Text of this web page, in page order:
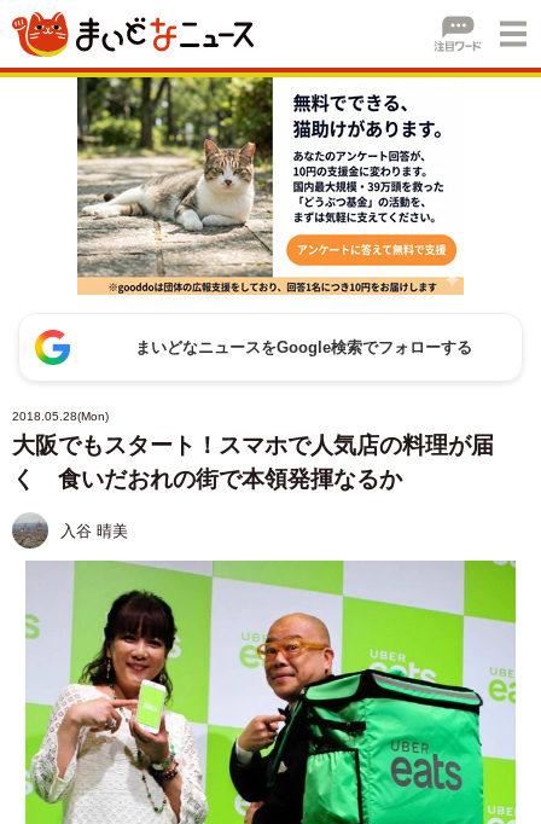
まいどなニュースをGoogle検索でフォローする
2018.05.28(Mon)
大阪でもスタート！スマホで人気店の料理が届
く 食いだおれの街で本領発揮なるか
入谷 晴美